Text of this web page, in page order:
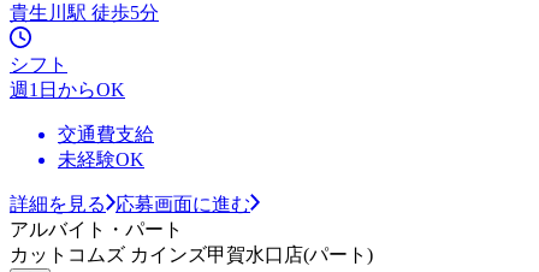
貴生川駅 徒歩5分
シフト
週1日からOK
交通費支給
未経験OK
詳細を見る
応募画面に進む
アルバイト・パート
カットコムズ カインズ甲賀水口店(パート)